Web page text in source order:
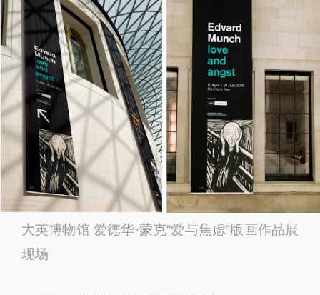
大英博物馆 爱德华·蒙克“爱与焦虑”版画作品展
现场